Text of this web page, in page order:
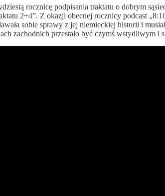
rocznicę podpisania traktatu o dobrym
2+4”. Z okazji obecnej rocznicy podcast
sobie sprawy z jej niemieckiej historii i
zachodnich przestało być czymś wstydliwym i